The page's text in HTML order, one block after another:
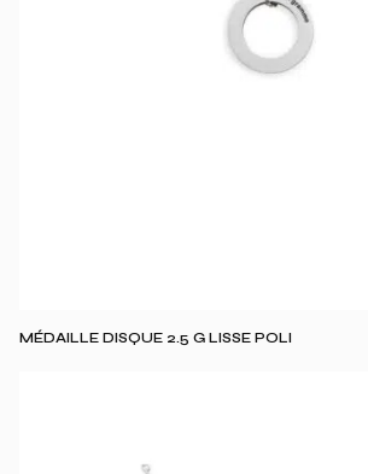
MÉDAILLE DISQUE 2.5 G LISSE POLI